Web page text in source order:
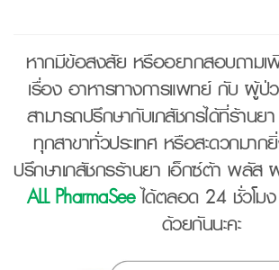
หากมีข้อสงสัย หรืออยากสอบถามเ
เรื่อง อาหารทางการแพทย์ กับ ผู้ป่
สามารถปรึกษากับเภสัชกรได้ที่ร้าน
ทุกสาขาทั่วประเทศ หรือสะดวกมา
ปรึกษาเภสัชกรร้านยา เอ็กซ์ต้า พลัส
ALL PharmaSeeได้ตลอด 24 ชั่วโม
ด้วยกันนะคะ